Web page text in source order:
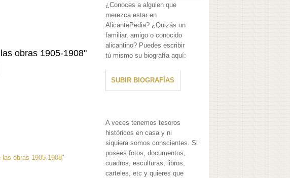
obras 1905-1908"
obras 1905-1908"
¿Conoces a alguien que
merezca estar en
AlicantePedia? ¿Quizás un
familiar, amigo o conocido
alicantino? Puedes escribir
tú mismo su biografía aquí:
SUBIR BIOGRAFÍAS
A veces tenemos tesoros
históricos en casa y ni
siquiera somos conscientes. Si
posees fotos, documentos,
cuadros, esculturas, libros,
carteles, etc y quieres que